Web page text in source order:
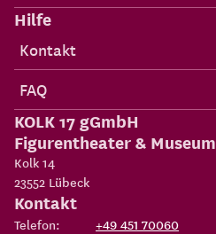
Hilfe
Kontakt
FAQ
KOLK 17 gGmbH
Figurentheater & Museum
Kolk 14
23552 Lübeck
Kontakt
Telefon: +49 451 70060